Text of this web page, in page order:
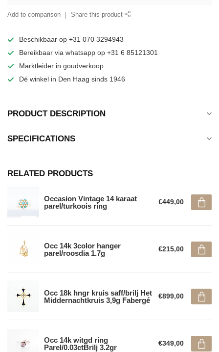
Add to comparison Share this product
Beschikbaar op +31 070 3294943
Bereikbaar via whatsapp op +31 6 85121301
Marktleider in goudverkoop
Dé winkel in Den Haag sinds 1946
PRODUCT DESCRIPTION
SPECIFICATIONS
RELATED PRODUCTS
Occasion Vintage 14 karaat
parel/turkoois ring
€449,00
Occ 14k 3color hanger
parel/roosdia 1.7g
€215,00
Occ 18k hngr kruis saff/brilj Het
Middernachtkruis 3,9g Fabergé
€899,00
Occ 14k witgd ring
Parel/0.03ctBrilj 3.2gr
€349,00